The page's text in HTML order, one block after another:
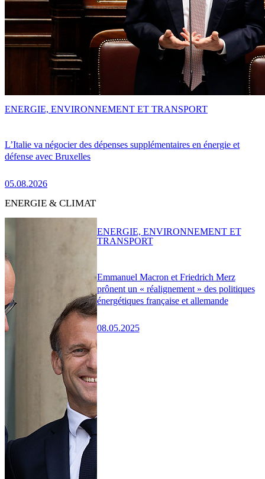
L’Italie va négocier des dépenses supplémentaires en énergie et
défense avec Bruxelles
05.08.2026
ENERGIE, ENVIRONNEMENT ET TRANSPORT
ENERGIE & CLIMAT
Emmanuel Macron et Friedrich Merz
prônent un « réalignement » des politiques
énergétiques française et allemande
08.05.2025
ENERGIE, ENVIRONNEMENT ET
TRANSPORT